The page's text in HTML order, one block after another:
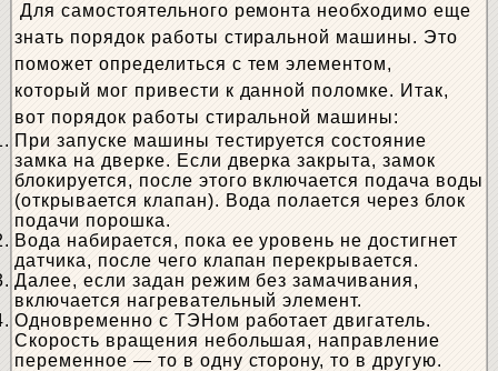
Для самостоятельного ремонта необходимо еще
знать порядок работы стиральной машины. Это
поможет определиться с тем элементом,
который мог привести к данной поломке. Итак,
вот порядок работы стиральной машины:
При запуске машины тестируется состояние
замка на дверке. Если дверка закрыта, замок
блокируется, после этого включается подача воды
(открывается клапан). Вода полается через блок
подачи порошка.
Вода набирается, пока ее уровень не достигнет
датчика, после чего клапан перекрывается.
Далее, если задан режим без замачивания,
включается нагревательный элемент.
Одновременно с ТЭНом работает двигатель.
Скорость вращения небольшая, направление
переменное — то в одну сторону, то в другую.